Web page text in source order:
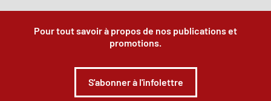
Pour tout savoir à propos de nos publications et
promotions.
S'abonner à l'infolettre